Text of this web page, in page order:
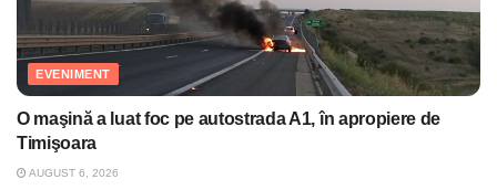
EVENIMENT
O maşină a luat foc pe autostrada A1, în apropiere de
Timişoara
AUGUST 6, 2026